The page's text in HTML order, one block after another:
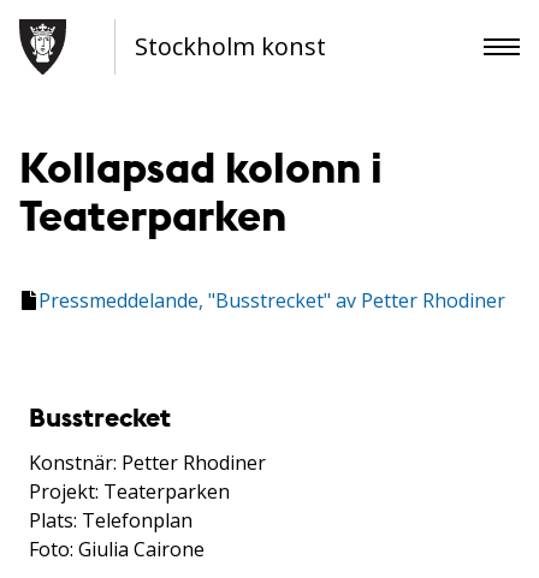
Stockholm konst
Kollapsad kolonn i
Teaterparken
Pressmeddelande, "Busstrecket" av Petter Rhodiner
Busstrecket
Konstnär: Petter Rhodiner
Projekt: Teaterparken
Plats: Telefonplan
Foto: Giulia Cairone